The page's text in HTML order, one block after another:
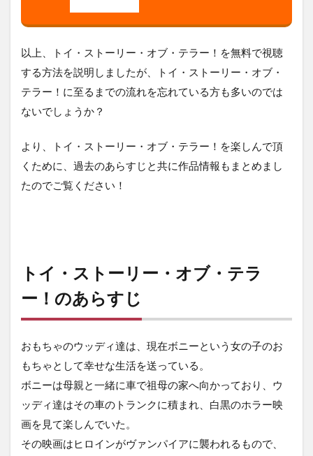
以上、トイ・ストーリー・オブ・テラー！を無料で視聴
する方法を説明しましたが、トイ・ストーリー・オブ・
テラー！に至るまでの流れを忘れている方も多いのでは
ないでしょうか？
より、トイ・ストーリー・オブ・テラー！を楽しんで頂
くために、過去のあらすじと共に作品情報もまとめまし
たのでご覧ください！
トイ・ストーリー・オブ・テラ
ー！のあらすじ
おもちゃのウッディ達は、現在ボニーという女の子のお
もちゃとして幸せな生活を送っている。
ボニーは母親と一緒に車で祖母の家へ向かっており、ウ
ッディ達はその車のトランクに積まれ、白黒のホラー映
画を見て楽しんでいた。
その映画はヒロインがヴァンパイアに襲われるもので、